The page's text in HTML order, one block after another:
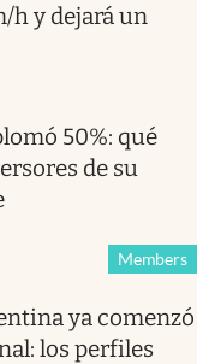
h y dejará un
50%: qué
de su
Members
ya comenzó
los perfiles